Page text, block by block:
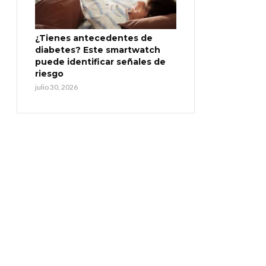
¿Tienes antecedentes de
diabetes? Este smartwatch
puede identificar señales de
riesgo
julio 30, 2026